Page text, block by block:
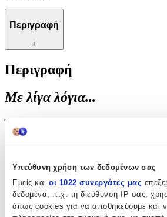
Υπεύθυνη χρήση των δεδομένων σας
Εμείς και οι 1022 συνεργάτες μας
δεδομένα, π.χ. τη διεύθυνση IP σας,
όπως cookies για να αποθηκεύουμε και
Περιγραφή
+
Περιγραφή
Με λίγα λόγια...
Ένα μοναδικό μουσικό κουτί που
με την κομψότητα, το Μουσικό Κουτί
προσφέρει μια γλυκιά μελωδία που
μεγάλους. Το χαριτωμένο ζωάκι με τα
παιχνιδιάρικη πινελιά, κάνοντας το
αλλά και διακοσμητικό. Η προσεγμένη
ποιότητα υλικών εξασφαλίζουν αντοχή